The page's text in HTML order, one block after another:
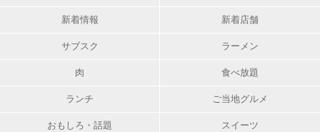
新着情報 新着店舗
サブスク ラーメン
肉 食べ放題
ランチ ご当地グルメ
おもしろ・話題 スイーツ